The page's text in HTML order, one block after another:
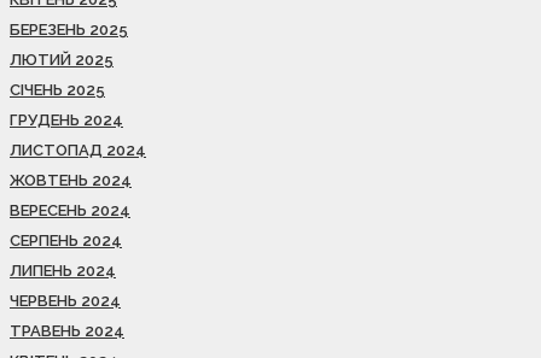
БЕРЕЗЕНЬ 2025
ЛЮТИЙ 2025
СІЧЕНЬ 2025
ГРУДЕНЬ 2024
ЛИСТОПАД 2024
ЖОВТЕНЬ 2024
ВЕРЕСЕНЬ 2024
СЕРПЕНЬ 2024
ЛИПЕНЬ 2024
ЧЕРВЕНЬ 2024
ТРАВЕНЬ 2024